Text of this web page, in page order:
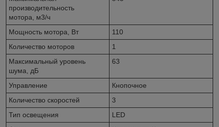
производительность
мотора, м3/ч
Мощность мотора, Вт
110
Количество моторов
1
Максимальный уровень
шума, дБ
63
Управление
Кнопочное
Количество скоростей
3
Тип освещения
LED